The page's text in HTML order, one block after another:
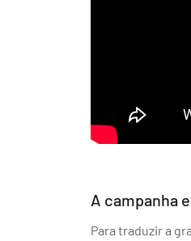
A campanha
Para traduzir a